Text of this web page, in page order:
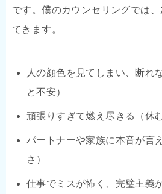
です。僕のカウンセリングでは
てきます。
人の顔色を見てしまい、断れ
と不安）
頑張りすぎて燃え尽きる（休
パートナーや家族に本音が言
さ）
仕事でミスが怖く、完璧主義